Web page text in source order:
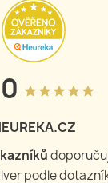
grade grade grade grade grade
podle